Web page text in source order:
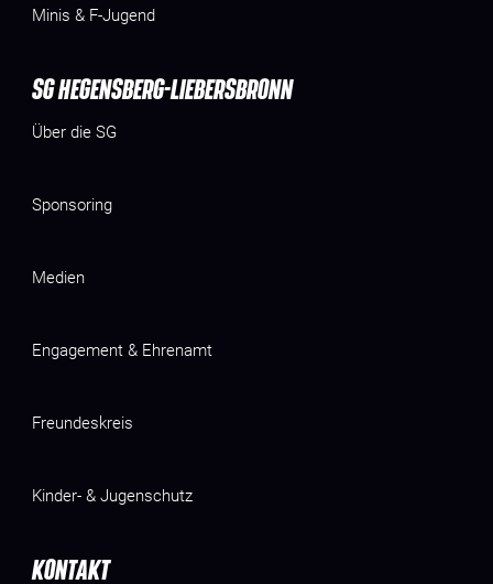
Minis & F-Jugend
SG HEGENSBERG-LIEBERSBRONN
Über die SG
Sponsoring
Medien
Engagement & Ehrenamt
Freundeskreis
Kinder- & Jugenschutz
KONTAKT